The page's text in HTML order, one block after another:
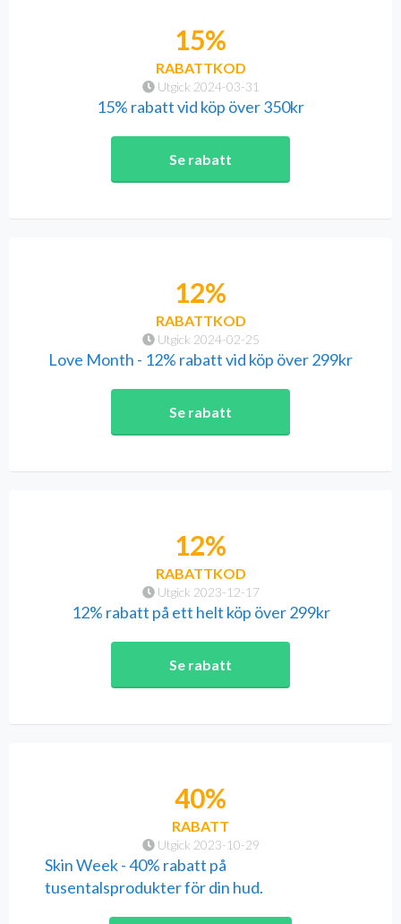
Utgick 2024-03-31
15%
RABATTKOD
15% rabatt vid köp över 350kr
Se rabatt
Utgick 2024-02-25
12%
RABATTKOD
Love Month - 12% rabatt vid köp över 299kr
Se rabatt
Utgick 2023-12-17
12%
RABATTKOD
12% rabatt på ett helt köp över 299kr
Se rabatt
Utgick 2023-10-29
40%
RABATT
Skin Week - 40% rabatt på
tusentalsprodukter för din hud.